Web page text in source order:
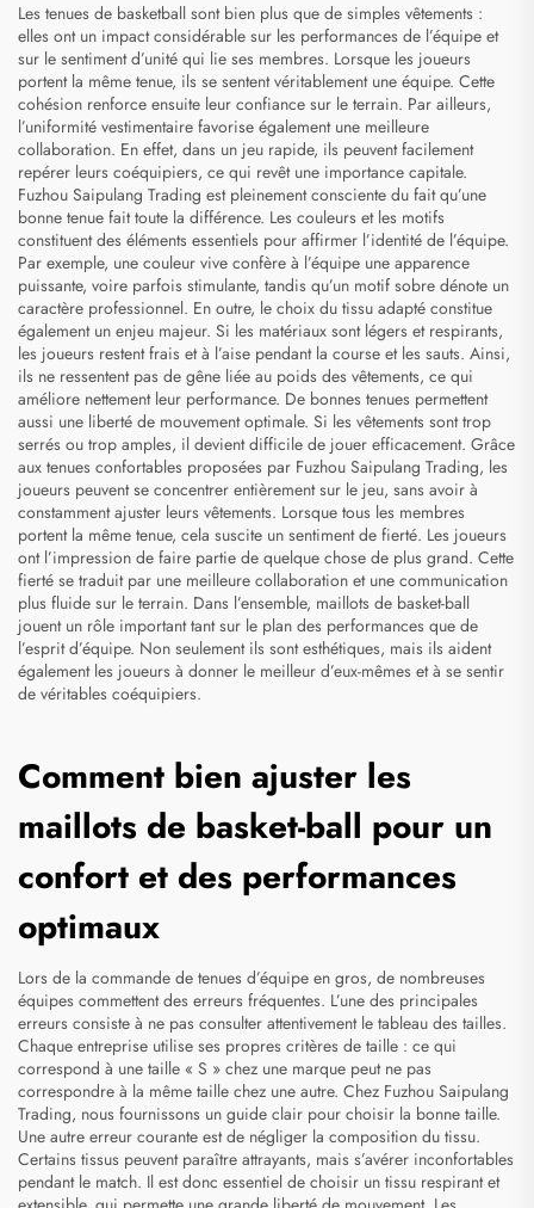
Les tenues de basketball sont bien plus que de simples vêtements :
elles ont un impact considérable sur les performances de l’équipe et
sur le sentiment d’unité qui lie ses membres. Lorsque les joueurs
portent la même tenue, ils se sentent véritablement une équipe. Cette
cohésion renforce ensuite leur confiance sur le terrain. Par ailleurs,
l’uniformité vestimentaire favorise également une meilleure
collaboration. En effet, dans un jeu rapide, ils peuvent facilement
repérer leurs coéquipiers, ce qui revêt une importance capitale.
Fuzhou Saipulang Trading est pleinement consciente du fait qu’une
bonne tenue fait toute la différence. Les couleurs et les motifs
constituent des éléments essentiels pour affirmer l’identité de l’équipe.
Par exemple, une couleur vive confère à l’équipe une apparence
puissante, voire parfois stimulante, tandis qu’un motif sobre dénote un
caractère professionnel. En outre, le choix du tissu adapté constitue
également un enjeu majeur. Si les matériaux sont légers et respirants,
les joueurs restent frais et à l’aise pendant la course et les sauts. Ainsi,
ils ne ressentent pas de gêne liée au poids des vêtements, ce qui
améliore nettement leur performance. De bonnes tenues permettent
aussi une liberté de mouvement optimale. Si les vêtements sont trop
serrés ou trop amples, il devient difficile de jouer efficacement. Grâce
aux tenues confortables proposées par Fuzhou Saipulang Trading, les
joueurs peuvent se concentrer entièrement sur le jeu, sans avoir à
constamment ajuster leurs vêtements. Lorsque tous les membres
portent la même tenue, cela suscite un sentiment de fierté. Les joueurs
ont l’impression de faire partie de quelque chose de plus grand. Cette
fierté se traduit par une meilleure collaboration et une communication
plus fluide sur le terrain. Dans l’ensemble, maillots de basket-ball
jouent un rôle important tant sur le plan des performances que de
l’esprit d’équipe. Non seulement ils sont esthétiques, mais ils aident
également les joueurs à donner le meilleur d’eux-mêmes et à se sentir
de véritables coéquipiers.
Comment bien ajuster les
maillots de basket-ball pour un
confort et des performances
optimaux
Lors de la commande de tenues d’équipe en gros, de nombreuses
équipes commettent des erreurs fréquentes. L’une des principales
erreurs consiste à ne pas consulter attentivement le tableau des tailles.
Chaque entreprise utilise ses propres critères de taille : ce qui
correspond à une taille « S » chez une marque peut ne pas
correspondre à la même taille chez une autre. Chez Fuzhou Saipulang
Trading, nous fournissons un guide clair pour choisir la bonne taille.
Une autre erreur courante est de négliger la composition du tissu.
Certains tissus peuvent paraître attrayants, mais s’avérer inconfortables
pendant le match. Il est donc essentiel de choisir un tissu respirant et